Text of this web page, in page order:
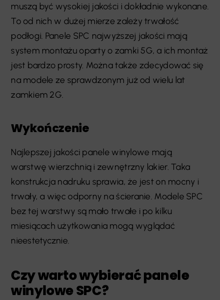
muszą być wysokiej jakości i dokładnie wykonane.
To od nich w dużej mierze zależy trwałość
podłogi. Panele SPC najwyższej jakości mają
system montażu oparty o zamki 5G, a ich montaż
jest bardzo prosty. Można także zdecydować się
na modele ze sprawdzonym już od wielu lat
zamkiem 2G.
Wykończenie
Najlepszej jakości panele winylowe mają
warstwę wierzchnią i zewnętrzny lakier. Taka
konstrukcja nadruku sprawia, że jest on mocny i
trwały, a więc odporny na ścieranie. Modele SPC
bez tej warstwy są mało trwałe i po kilku
miesiącach użytkowania mogą wyglądać
nieestetycznie.
Czy warto wybierać panele
winylowe SPC?